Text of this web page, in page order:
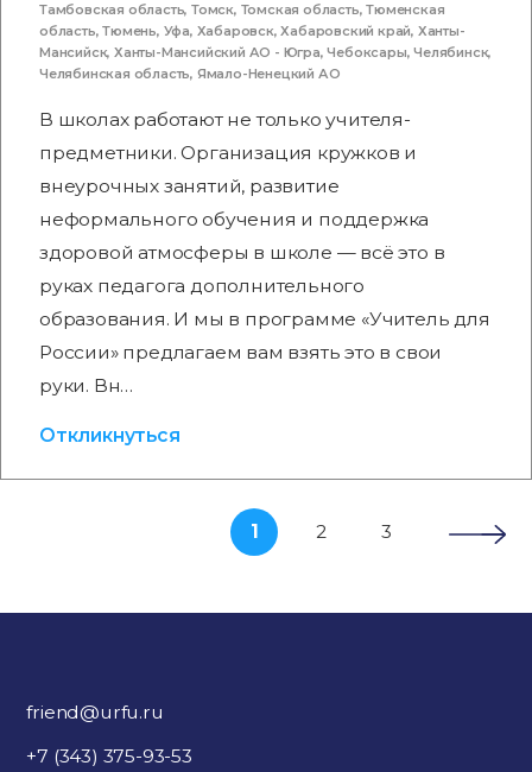
Тамбовская область,Томск, Томская область,Тюменская
область,Тюмень, Уфа, Хабаровск,Хабаровский край, Ханты-
Мансийск,Ханты-Мансийский АО - Югра,Чебоксары,Челябинск,
Челябинская область, Ямало-Ненецкий АО
В школах работают не только учителя-
предметники. Организация кружков и
внеурочных занятий, развитие
неформального обучения и поддержка
здоровой атмосферы в школе — всё это в
руках педагога дополнительного
образования. И мы в программе «Учитель для
России» предлагаем вам взять это в свои
руки. Вн…
Откликнуться
1 2 3
friend@urfu.ru
+7 (343) 375-93-53